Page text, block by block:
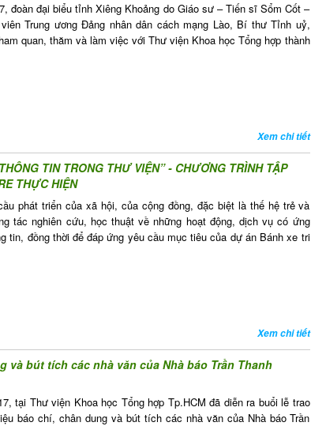
đoàn đại biểu tỉnh Xiêng Khoảng do Giáo sư – Tiến sĩ Sổm Cốt –
Trung ương Đảng nhân dân cách mạng Lào, Bí thư Tỉnh uỷ,
quan, thăm và làm việc với Thư viện Khoa học Tổng hợp thành
Xem chi tiết
TIN TRONG THƯ VIỆN” - CHƯƠNG TRÌNH TẬP
THỰC HIỆN
phát triển của xã hội, của cộng đồng, đặc biệt là thế hệ trẻ và
tác nghiên cứu, học thuật về những hoạt động, dịch vụ có ứng
tin, đồng thời để đáp ứng yêu cầu mục tiêu của dự án Bánh xe tri
Xem chi tiết
bút tích các nhà văn của Nhà báo Trần Thanh
tại Thư viện Khoa học Tổng hợp Tp.HCM đã diễn ra buổi lễ trao
báo chí, chân dung và bút tích các nhà văn của Nhà báo Trần